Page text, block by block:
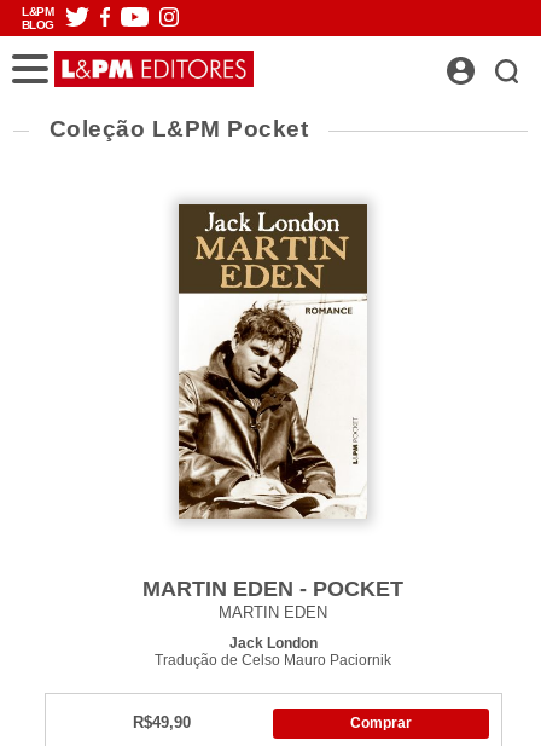
L&PM
BLOG
Coleção L&PM Pocket
MARTIN EDEN - POCKET
MARTIN EDEN
Jack London
Tradução de Celso Mauro Paciornik
R$49,90 Comprar